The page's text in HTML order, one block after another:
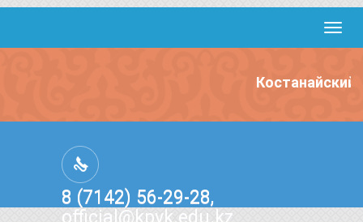
Костанайский
8 (7142) 56-29-28,
official@kpvk.edu.kz